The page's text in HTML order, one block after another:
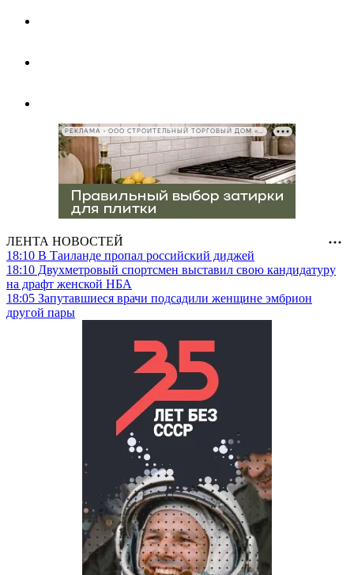
РЕКЛАМА • ООО СТРОИТЕЛЬНЫЙ ТОРГОВЫЙ ДОМ «ПЕТРОВИЧ», ИНН 7802348846
ЛЕНТА НОВОСТЕЙ
18:10 В Таиланде пропал российский диджей
18:10 Двухметровый спортсмен выставил свою кандидатуру
на драфт женской НБА
18:05 Запутавшиеся врачи подсадили женщине эмбрион
другой пары